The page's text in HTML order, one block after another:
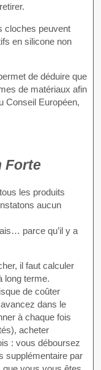
cloches peuvent
en silicone non
de déduire que
de matériaux afin
Conseil Européen,
Forte
les produits
aucun
parce qu’il y a
il faut calculer
long terme.
de coûter
dans le
à chaque fois
acheter
: vous déboursez
supplémentaire par